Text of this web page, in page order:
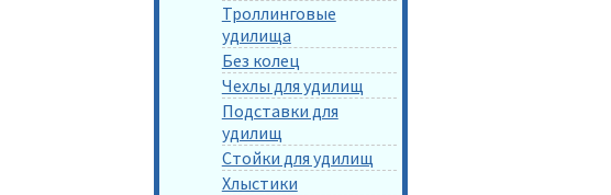
Троллинговые
удилища
Без колец
Чехлы для удилищ
Подставки для
удилищ
Стойки для удилищ
Хлыстики